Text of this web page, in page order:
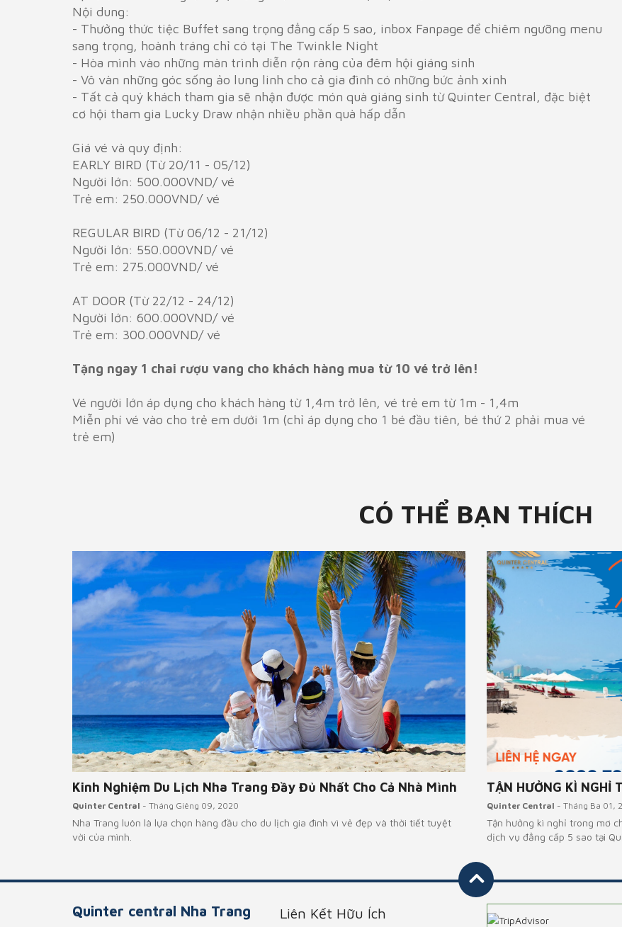
Nội dung:
- Thưởng thức tiệc Buffet sang trọng đẳng cấp 5 sao, inbox Fanpage để chiêm ngưỡng menu
sang trọng, hoành tráng chỉ có tại The Twinkle Night
- Hòa mình vào những màn trình diễn rộn ràng của đêm hội giáng sinh
- Vô vàn những góc sống ảo lung linh cho cả gia đình có những bức ảnh xinh
- Tất cả quý khách tham gia sẽ nhận được món quà giáng sinh từ Quinter Central, đặc biệt
cơ hội tham gia Lucky Draw nhận nhiều phần quà hấp dẫn
Giá vé và quy định:
EARLY BIRD (Từ 20/11 - 05/12)
Người lớn: 500.000VND/ vé
Trẻ em: 250.000VND/ vé
REGULAR BIRD (Từ 06/12 - 21/12)
Người lớn: 550.000VND/ vé
Trẻ em: 275.000VND/ vé
AT DOOR (Từ 22/12 - 24/12)
Người lớn: 600.000VND/ vé
Trẻ em: 300.000VND/ vé
Tặng ngay 1 chai rượu vang cho khách hàng mua từ 10 vé trở lên!
Vé người lớn áp dụng cho khách hàng từ 1,4m trở lên, vé trẻ em từ 1m - 1,4m
Miễn phí vé vào cho trẻ em dưới 1m (chỉ áp dụng cho 1 bé đầu tiên, bé thứ 2 phải mua vé
trẻ em)
CÓ THỂ BẠN THÍCH
Kinh Nghiệm Du Lịch Nha Trang Đầy Đủ Nhất Cho Cả Nhà Mình
Quinter Central- Tháng Giêng 09, 2020
Nha Trang luôn là lựa chọn hàng đầu cho du lịch gia đình vì vẻ đẹp và thời tiết tuyệt
vời của mình.
TẬN HƯỞNG KÌ NGHỈ
Quinter Central- Tháng Ba 01, 2021
Tận hưởng kì nghỉ trong mơ chỉ
dịch vụ đẳng cấp 5 sao tại
Quinter central Nha Trang Liên Kết Hữu Ích